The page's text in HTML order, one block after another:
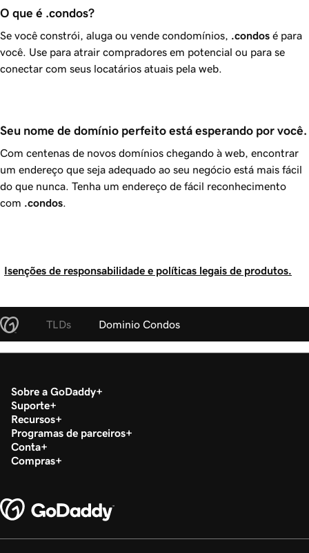
O que é .condos?
Se você constrói, aluga ou vende condomínios, .condos é para
você. Use para atrair compradores em potencial ou para se
conectar com seus locatários atuais pela web.
Seu nome de domínio perfeito está esperando por você.
Com centenas de novos domínios chegando à web, encontrar
um endereço que seja adequado ao seu negócio está mais fácil
do que nunca. Tenha um endereço de fácil reconhecimento
com .condos
Isenções de responsabilidade e políticas legais de produtos.
TLDs Dominio Condos
Sobre a GoDaddy
Suporte
Recursos
Programas de parceiros
Conta
Compras